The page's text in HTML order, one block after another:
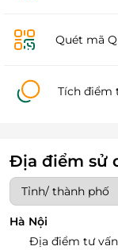
Quét mã
Tích điểm
Địa điểm sử
Hà Nội
Địa điểm tư vấn